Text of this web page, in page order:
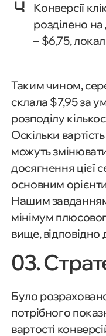
Конверсії
розділено
– $6,75,
Таким чином,
склала $7,95 за
розподілу
Оскільки вартість
можуть
досягнення цієї
основним
Нашим
мінімум
вище, відповідно
03.
Було
потрібного
вартості